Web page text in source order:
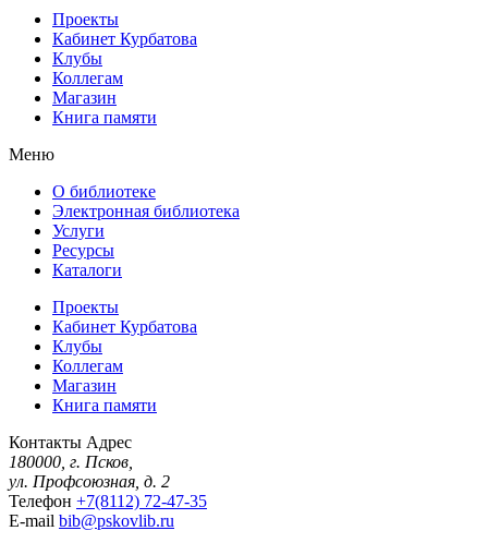
Проекты
Кабинет Курбатова
Клубы
Коллегам
Магазин
Книга памяти
Меню
О библиотеке
Электронная библиотека
Услуги
Ресурсы
Каталоги
Проекты
Кабинет Курбатова
Клубы
Коллегам
Магазин
Книга памяти
Контакты Адрес
180000, г. Псков,
ул. Профсоюзная, д. 2
Телефон +7(8112) 72-47-35
E-mail bib@pskovlib.ru